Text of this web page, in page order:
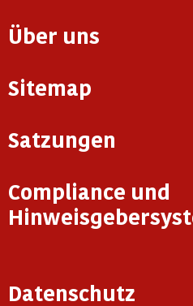
Über uns
Sitemap
Satzungen
Compliance und
Datenschutz